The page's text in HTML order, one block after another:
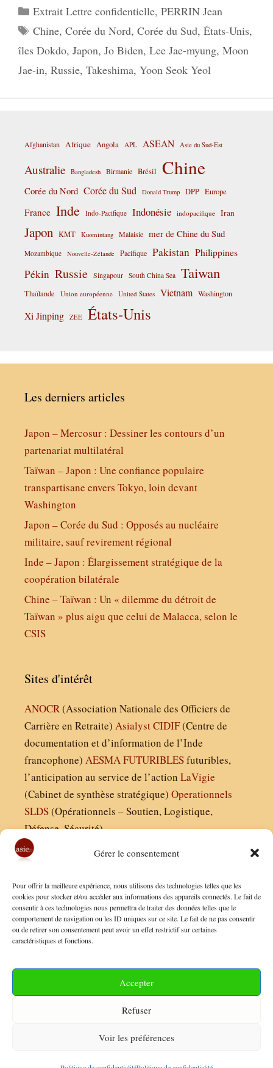
Gérer le consentement
Pour offrir la meilleure expérience, nous utilisons des technologies telles que les
cookies pour stocker et/ou accéder aux informations des appareils connectés. Le fait de
consentir à ces technologies nous permettra de traiter des données telles que le
comportement de navigation ou les ID uniques sur ce site. Le fait de ne pas consentir
ou de retirer son consentement peut avoir un effet restrictif sur certaines
caractéristiques et fonctions.
Accepter
Refuser
Voir les préférences
Catégories
Extrait Lettre confidentielle, PERRIN Jean
Étiquettes
Chine, Corée du Nord, Corée du Sud, États-Unis,
îles Dokdo, Japon, Jo Biden, Lee Jae-myung, Moon
Jae-in, Russie, Takeshima, Yoon Seok Yeol
Afghanistan Afrique Angola APL ASEAN Asie du Sud-Est
Australie Bangladesh Birmanie Brésil Chine
Corée du Nord Corée du Sud Donald Trump DPP Europe
France Inde Indo-Pacifique Indonésie indopacifique Iran
Japon KMT Kuomintang Malaisie mer de Chine du Sud
Mozambique Nouvelle-Zélande Pacifique Pakistan Philippines
Pékin Russie Singapour South China Sea Taiwan
Thaïlande Union européenne United States Vietnam Washington
Xi Jinping ZEE États-Unis
Les derniers articles
Japon – Mercosur : Dessiner les contours d’un
partenariat multilatéral
Taïwan – Japon : Une confiance populaire
transpartisane envers Tokyo, loin devant
Washington
Japon – Corée du Sud : Opposés au nucléaire
militaire, sauf revirement régional
Inde – Japon : Élargissement stratégique de la
coopération bilatérale
Chine – Taïwan : Un « dilemme du détroit de
Taïwan » plus aigu que celui de Malacca, selon le
CSIS
Sites d'intérêt
ANOCR(Association Nationale des Officiers de
Carrière en Retraite) AsialystCIDIF(Centre de
documentation et d’information de l’Inde
francophone) AESMAFUTURIBLESfuturibles,
l’anticipation au service de l’action LaVigie
(Cabinet de synthèse stratégique) Operationnels
SLDS(Opérationnels – Soutien, Logistique,
Défense, Sécurité)
Finaldées EURL
Siège social : 13 avenue Boudon, 75016, Paris
Nous contacter
Conditions Générales de Vente
Politique de Confidentialité
© 2026 Asie21• Construit avec GeneratePress